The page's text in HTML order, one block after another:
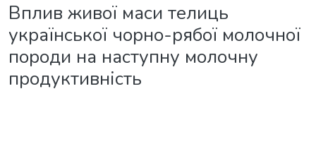
Вплив живої маси телиць
української чорно-рябої молочної
породи на наступну молочну
продуктивність